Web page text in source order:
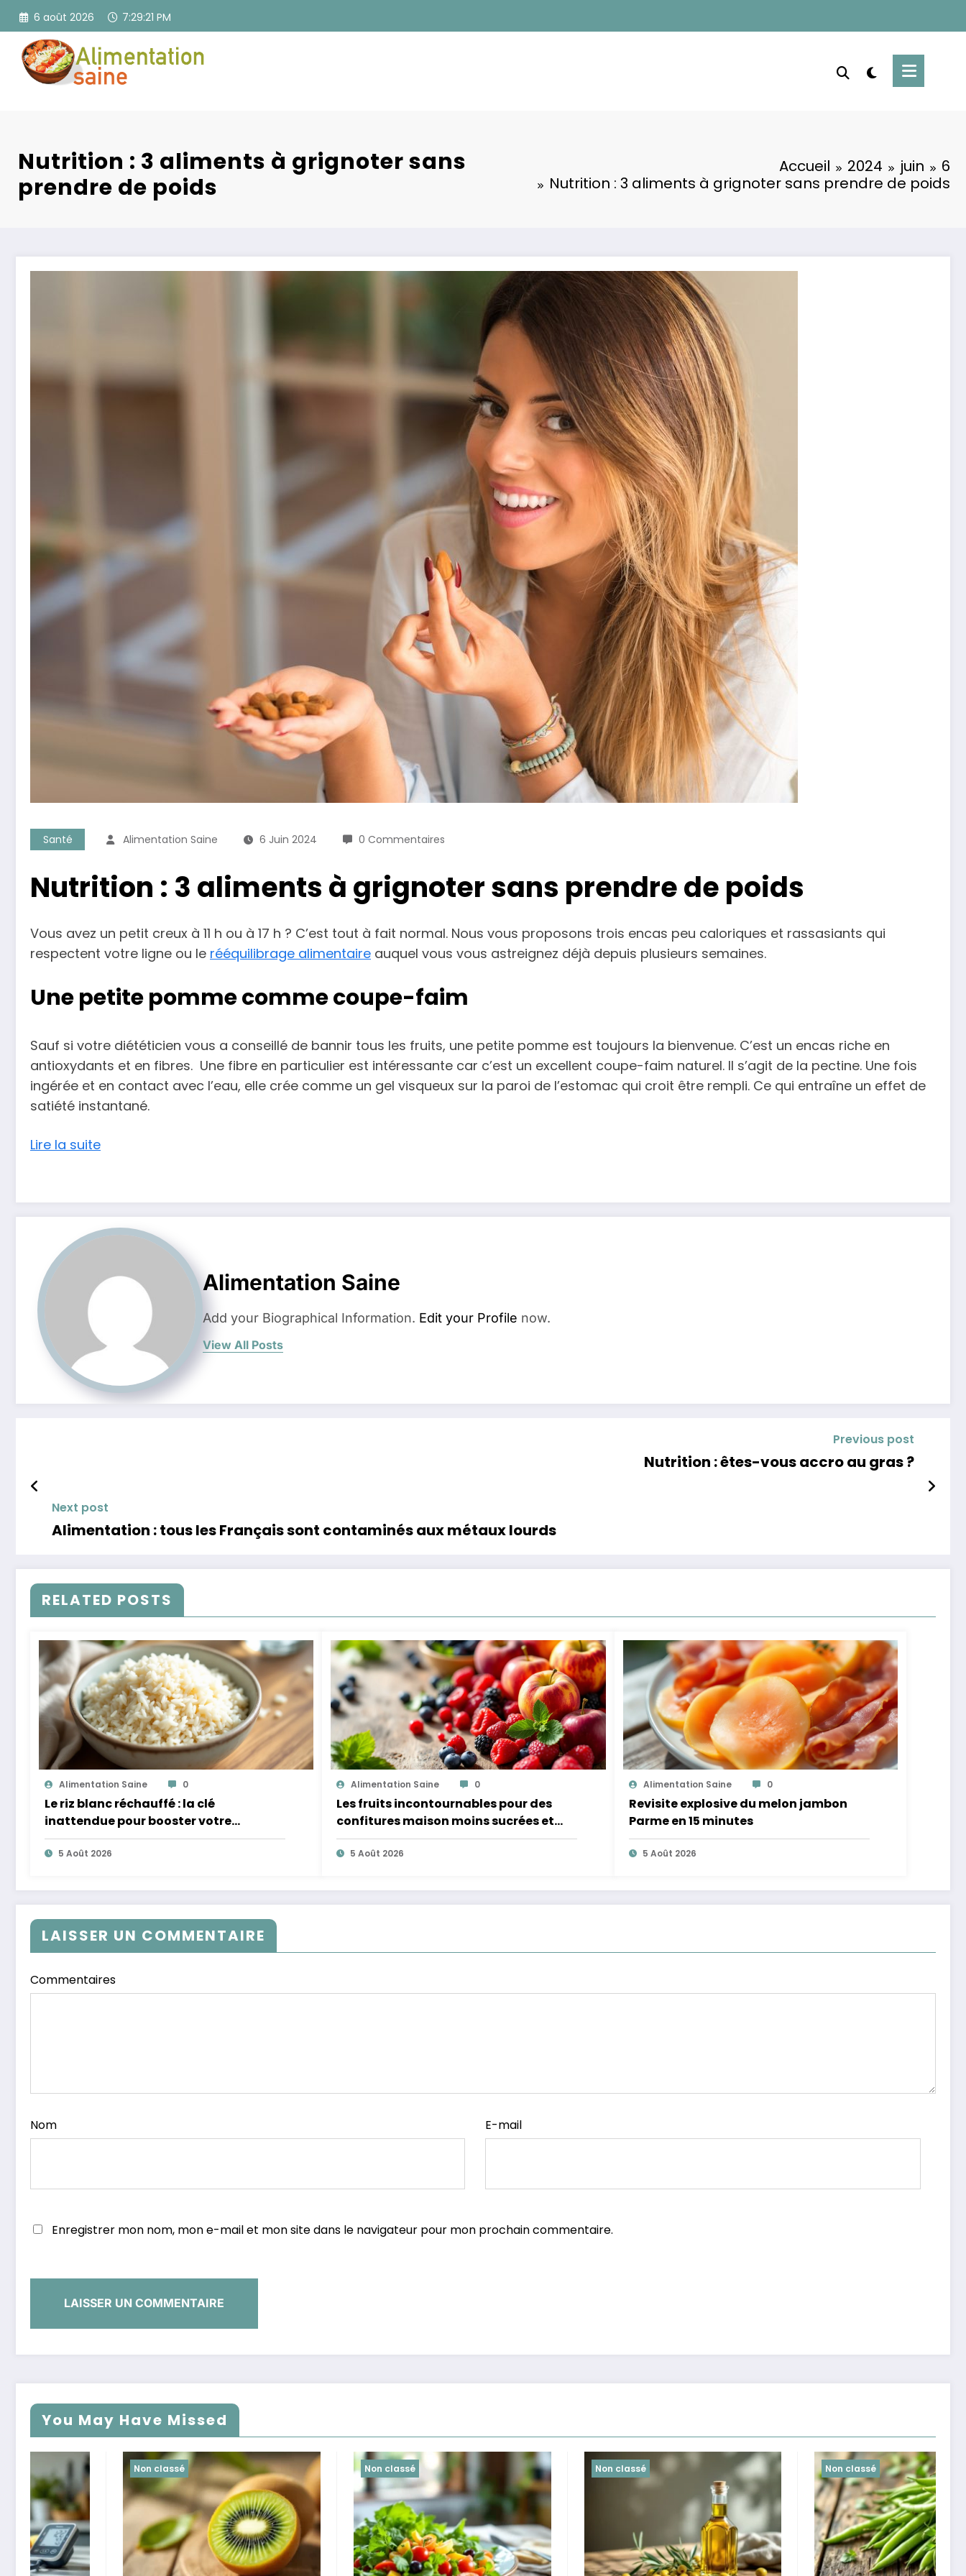
Aller
contenu
6 août 2026 7:29:23 PM
Nutrition : 3 aliments à grignoter sans
prendre de poids
Accueil 2024 juin
6
Nutrition : 3 aliments à grignoter sans prendre de poids
Santé Alimentation Saine 6 Juin 2024 0 Commentaires
Nutrition : 3 aliments à grignoter sans prendre de poids
Vous avez un petit creux à 11 h ou à 17 h ? C’est tout à fait normal. Nous vous proposons trois encas peu caloriques et rassasiants qui
respectent votre ligne ou le rééquilibrage alimentaire auquel vous vous astreignez déjà depuis plusieurs semaines.
Une petite pomme comme coupe-faim
Sauf si votre diététicien vous a conseillé de bannir tous les fruits, une petite pomme est toujours la bienvenue. C’est un encas riche en
antioxydants et en fibres. Une fibre en particulier est intéressante car c’est un excellent coupe-faim naturel. Il s’agit de la pectine. Une fois
ingérée et en contact avec l’eau, elle crée comme un gel visqueux sur la paroi de l’estomac qui croit être rempli. Ce qui entraîne un effet de
satiété instantané.
Lire la suite
Alimentation Saine
Add your Biographical Information. Edit your Profile now.
View All Posts
Previous post
Nutrition : êtes-vous accro au gras ?
Next post
Alimentation : tous les Français sont contaminés aux métaux lourds
RELATED POSTS
Alimentation Saine 0
Le riz blanc réchauffé : la clé
inattendue pour booster votre
microbiote
5 Août 2026
Alimentation Saine 0
Les fruits incontournables pour des
confitures maison moins sucrées et
plus légères
5 Août 2026
Alimentation Saine 0
Revisite explosive du melon jambon
Parme en 15 minutes
5 Août 2026
LAISSER UN COMMENTAIRE
Commentaires
Nom E-mail
Enregistrer mon nom, mon e-mail et mon site dans le navigateur pour mon prochain commentaire.
You May Have Missed
Non classé Non classé Non classé Non classé